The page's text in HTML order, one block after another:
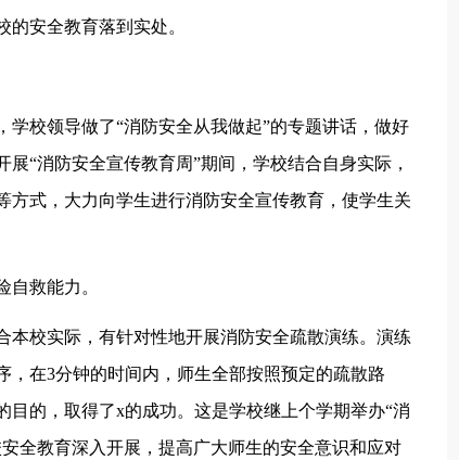
安全教育落到实处。
校领导做了“消防安全从我做起”的专题讲话，做好
“消防安全宣传教育周”期间，学校结合自身实际，
式，大力向学生进行消防安全宣传教育，使学生关
自救能力。
本校实际，有针对性地开展消防安全疏散演练。演练
在3分钟的时间内，师生全部按照预定的疏散路
的，取得了x的成功。这是学校继上个学期举办“消
全教育深入开展，提高广大师生的安全意识和应对